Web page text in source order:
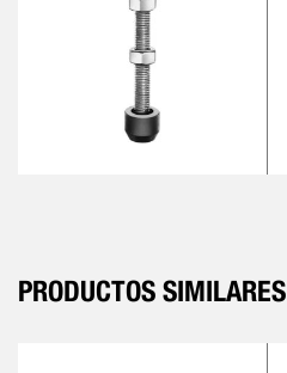
PRODUCTOS SIMILARES